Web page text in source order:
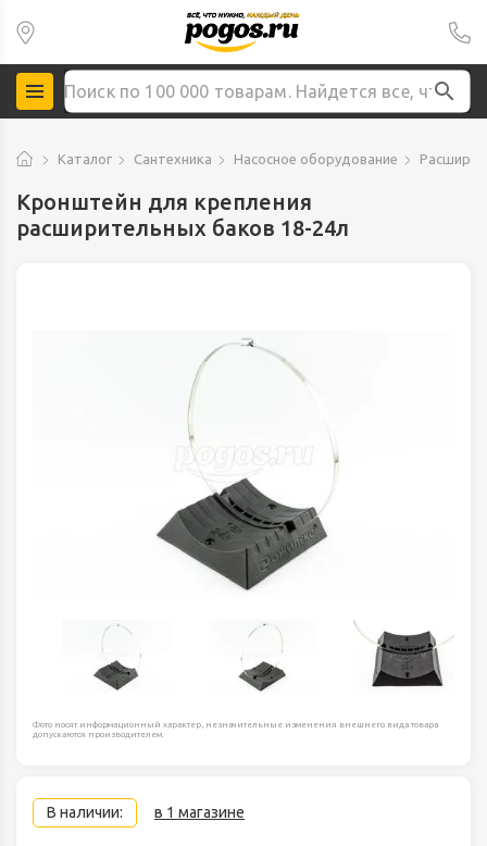
Каталог Сантехника Насосное оборудование
Кронштейн для крепления
расширительных баков 18-24л
Фото носят информационный характер, незначительные изменения внешнего вида товара
допускаются производителем.
В наличии: в 1 магазине